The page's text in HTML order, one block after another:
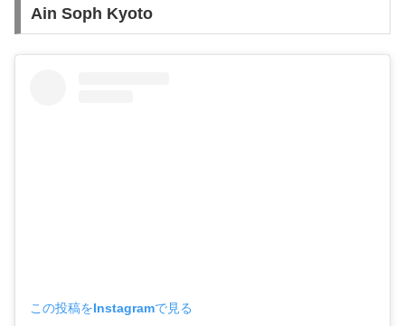
Ain Soph Kyoto
この投稿をInstagramで見る